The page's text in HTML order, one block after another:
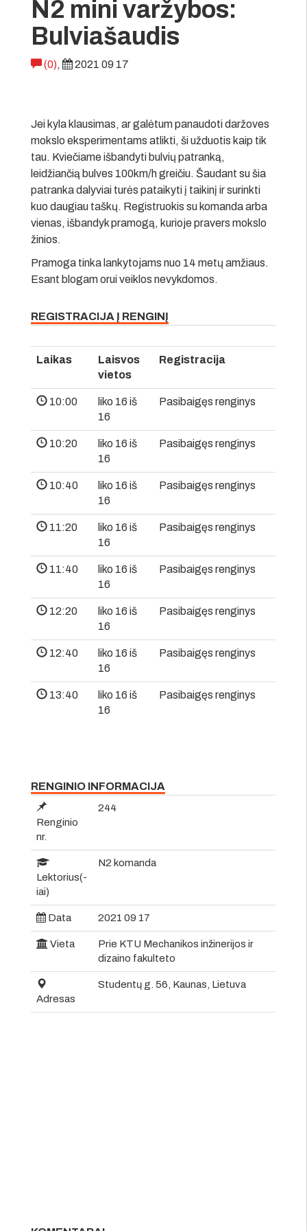
N2 mini varžybos:
Bulviašaudis
(0), 2021 09 17
Jei kyla klausimas, ar galėtum panaudoti daržoves
mokslo eksperimentams atlikti, ši užduotis kaip tik
tau. Kviečiame išbandyti bulvių patranką,
leidžiančią bulves 100km/h greičiu. Šaudant su šia
patranka dalyviai turės pataikyti į taikinį ir surinkti
kuo daugiau taškų. Registruokis su komanda arba
vienas, išbandyk pramogą, kurioje pravers mokslo
žinios.
Pramoga tinka lankytojams nuo 14 metų amžiaus.
Esant blogam orui veiklos nevykdomos.
REGISTRACIJA Į RENGINĮ
Laikas
Laisvos
vietos
Registracija
10:00
liko 16 iš
16
Pasibaigęs renginys
10:20
liko 16 iš
16
Pasibaigęs renginys
10:40
liko 16 iš
16
Pasibaigęs renginys
11:20
liko 16 iš
16
Pasibaigęs renginys
11:40
liko 16 iš
16
Pasibaigęs renginys
12:20
liko 16 iš
16
Pasibaigęs renginys
12:40
liko 16 iš
16
Pasibaigęs renginys
13:40
liko 16 iš
16
Pasibaigęs renginys
RENGINIO INFORMACIJA
Renginio
nr.
244
Lektorius(-
iai)
N2 komanda
Data 2021 09 17
Vieta
Prie KTU Mechanikos inžinerijos ir
dizaino fakulteto
Adresas
Studentų g. 56, Kaunas, Lietuva